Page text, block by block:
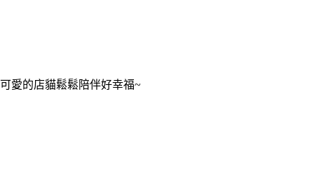
可愛的店貓鬆鬆陪伴好幸福~